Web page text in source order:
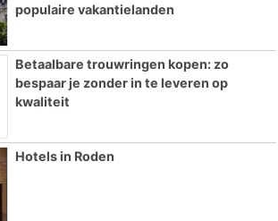
populaire vakantielanden
Betaalbare trouwringen kopen: zo
bespaar je zonder in te leveren op
kwaliteit
Hotels in Roden